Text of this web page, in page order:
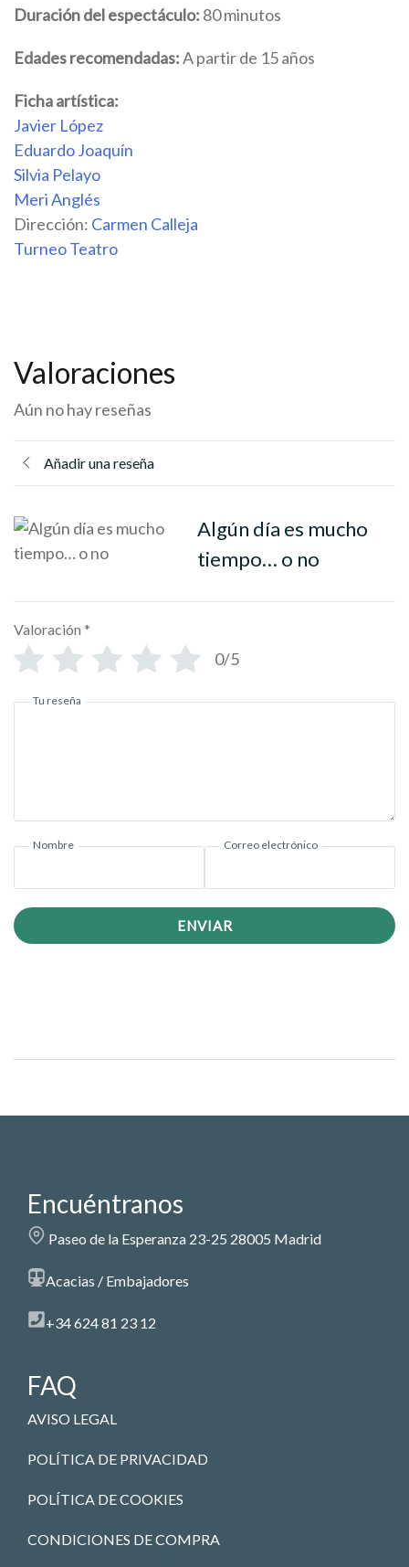
Duración del espectáculo: 80 minutos
Edades recomendadas:A partir de 15 años
Ficha artística:
Javier López
Eduardo Joaquín
Silvia Pelayo
Meri Anglés
Dirección: Carmen Calleja
Turneo Teatro
Valoraciones
Aún no hay reseñas
Añadir una reseña
Algún día es mucho
tiempo… o no
Valoración *
0/5
Tu reseña
Nombre Correo electrónico
ENVIAR
Encuéntranos
Paseo de la Esperanza 23-25 28005 Madrid
Acacias / Embajadores
+34 624 81 23 12
FAQ
AVISO LEGAL
POLÍTICA DE PRIVACIDAD
POLÍTICA DE COOKIES
CONDICIONES DE COMPRA